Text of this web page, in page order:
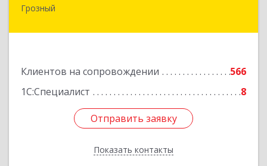
Грозный
Клиентов на сопровождении
566
1С:Специалист
8
Отправить заявку
Показать контакты
364906, Чеченская Респ, Грозный г, Путина пр-
Отправить заявку
Назад